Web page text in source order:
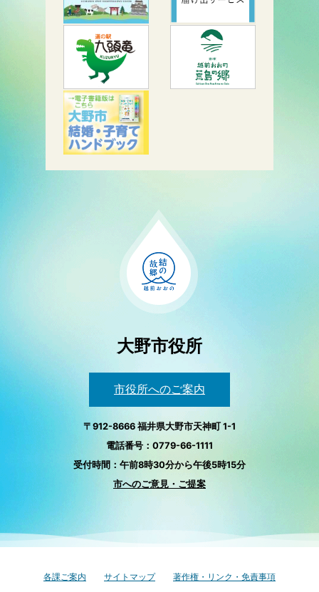
大野市役所
市役所へのご案内
〒912-8666 福井県大野市天神町 1-1
電話番号：0779-66-1111
受付時間：午前8時30分から午後5時15分
市へのご意見・ご提案
各課ご案内 サイトマップ 著作権・リンク・免責事項